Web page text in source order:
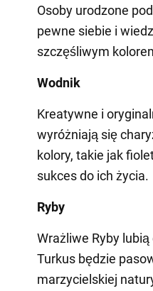
Osoby urodzone
pewne siebie i
szczęśliwym
Wodnik
Kreatywne i
wyróżniają się
kolory, takie jak
sukces do ich życia.
Ryby
Wrażliwe Ryby
Turkus będzie
marzycielskiej